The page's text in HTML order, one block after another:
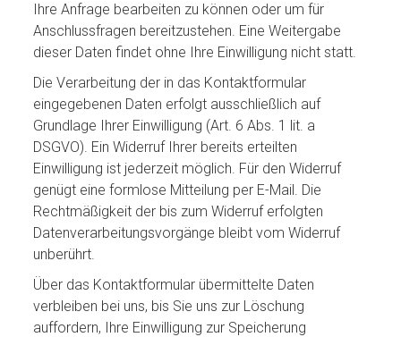
Ihre Anfrage bearbeiten zu können oder um für
Anschlussfragen bereitzustehen. Eine Weitergabe
dieser Daten findet ohne Ihre Einwilligung nicht statt.
Die Verarbeitung der in das Kontaktformular
eingegebenen Daten erfolgt ausschließlich auf
Grundlage Ihrer Einwilligung (Art. 6 Abs. 1 lit. a
DSGVO). Ein Widerruf Ihrer bereits erteilten
Einwilligung ist jederzeit möglich. Für den Widerruf
genügt eine formlose Mitteilung per E-Mail. Die
Rechtmäßigkeit der bis zum Widerruf erfolgten
Datenverarbeitungsvorgänge bleibt vom Widerruf
unberührt.
Über das Kontaktformular übermittelte Daten
verbleiben bei uns, bis Sie uns zur Löschung
auffordern, Ihre Einwilligung zur Speicherung